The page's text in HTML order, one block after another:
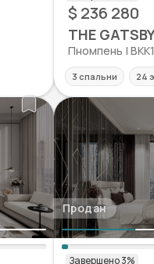
$ 236 280
THE
Пномпень |
3 спальни 24
Продан